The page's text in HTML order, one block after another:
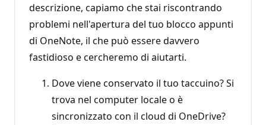
descrizione, capiamo che stai riscontrando
problemi nell'apertura del tuo blocco appunti
di OneNote, il che può essere davvero
fastidioso e cercheremo di aiutarti.
Dove viene conservato il tuo taccuino? Si
trova nel computer locale o è
sincronizzato con il cloud di OneDrive?